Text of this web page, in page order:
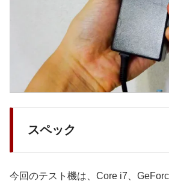
スペック
今回のテスト機は、Core i7、